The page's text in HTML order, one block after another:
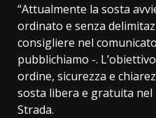
“Attualmente la sosta
ordinato e senza
consigliere nel
pubblichiamo -.
ordine, sicurezza e
sosta libera e gratuita nel
Strada.